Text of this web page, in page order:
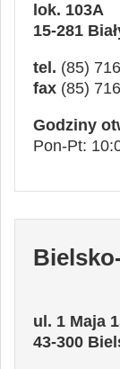
lok. 103A
15-281
tel. (85)
fax (85)
Godziny
Pon-Pt:
ul. 1 Maja
43-300